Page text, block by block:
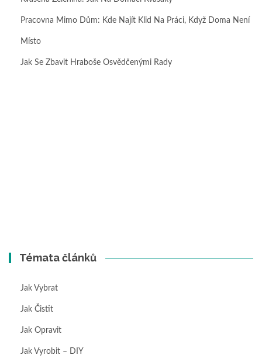
Pracovna Mimo Dům: Kde Najít Klid Na Práci, Když Doma Není
Místo
Jak Se Zbavit Hraboše Osvědčenými Rady
Témata článků
Jak Vybrat
Jak Čistit
Jak Opravit
Jak Vyrobit – DIY